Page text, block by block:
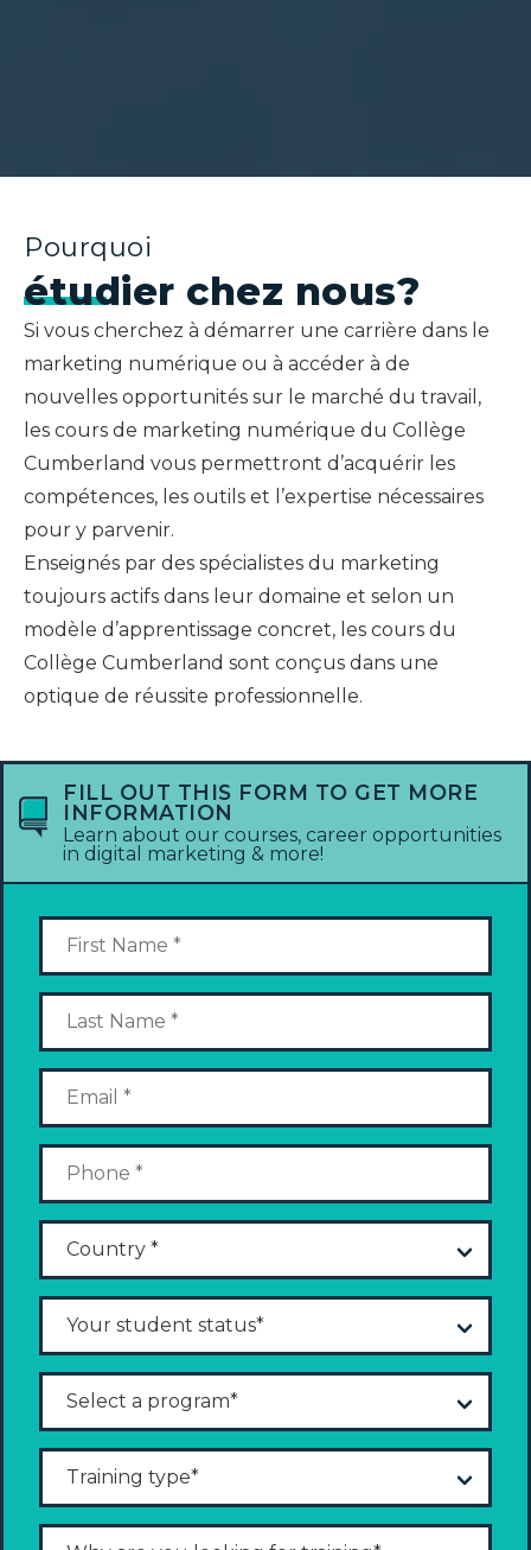
Pourquoi
étudier chez nous?
Si vous cherchez à démarrer une carrière dans le
marketing numérique ou à accéder à de
nouvelles opportunités sur le marché du travail,
les cours de marketing numérique du Collège
Cumberland vous permettront d’acquérir les
compétences, les outils et l’expertise nécessaires
pour y parvenir.
Enseignés par des spécialistes du marketing
toujours actifs dans leur domaine et selon un
modèle d’apprentissage concret, les cours du
Collège Cumberland sont conçus dans une
optique de réussite professionnelle.
FILL OUT THIS FORM TO GET MORE
INFORMATION
Learn about our courses, career opportunities
in digital marketing & more!